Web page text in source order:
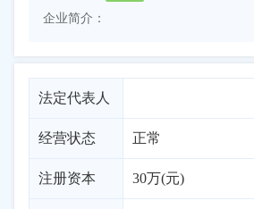
企业简介：
法定代表人
经营状态 正常
注册资本 30万(元)